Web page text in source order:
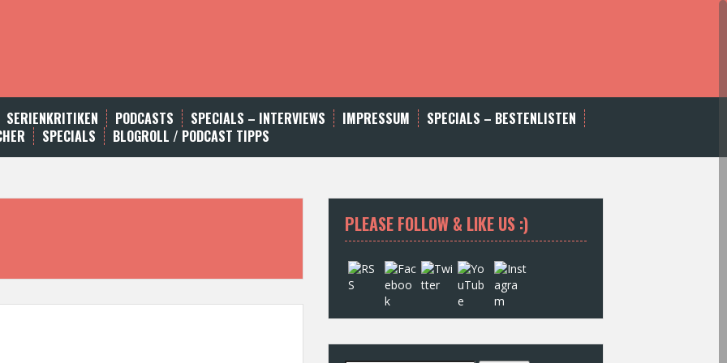
SERIENKRITIKEN PODCASTS SPECIALS – INTERVIEWS IMPRESSUM
SPECIALS – BESTENLISTEN
SPECIALS BLOGROLL / PODCAST TIPPS
PLEASE FOLLOW & LIKE US :)